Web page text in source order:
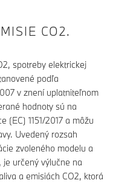
CO2.
spotreby elektrickej
podľa
v znení uplatniteľnom
hodnoty sú na
(EC) 1151/2017 a môžu
Uvedený rozsah
zvoleného modelu a
určený výlučne na
a emisiách CO2, ktorá